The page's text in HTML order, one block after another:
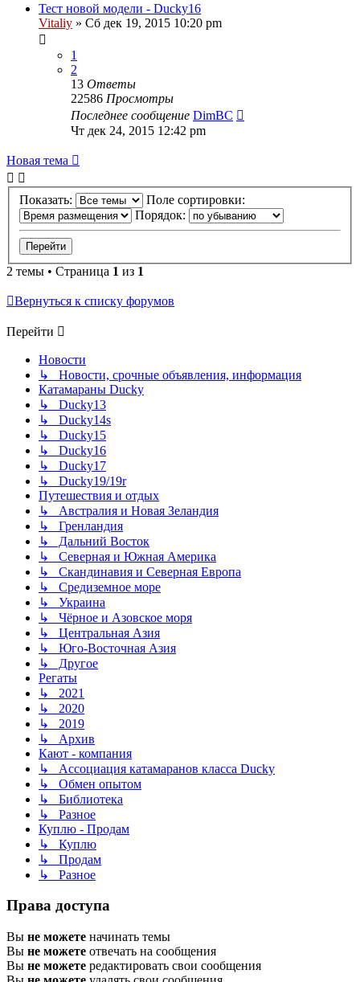
Тест новой модели - Ducky16
Vitaliy » Сб дек 19, 2015 10:20 pm
1
2
13 Ответы
22586 Просмотры
Последнее сообщение DimBC
Чт дек 24, 2015 12:42 pm
Новая тема
Показать:
Поле сортировки:
Порядок:
2 темы • Страница 1 из 1
Вернуться к списку форумов
Перейти
Новости
↳ Новости, срочные объявления, информация
Катамараны Ducky
↳ Ducky13
↳ Ducky14s
↳ Ducky15
↳ Ducky16
↳ Ducky17
↳ Ducky19/19r
Путешествия и отдых
↳ Австралия и Новая Зеландия
↳ Гренландия
↳ Дальний Восток
↳ Северная и Южная Америка
↳ Скандинавия и Северная Европа
↳ Средиземное море
↳ Украина
↳ Чёрное и Азовское моря
↳ Центральная Азия
↳ Юго-Восточная Азия
↳ Другое
Регаты
↳ 2021
↳ 2020
↳ 2019
↳ Архив
Кают - компания
↳ Ассоциация катамаранов класса Ducky
↳ Обмен опытом
↳ Библиотека
↳ Разное
Куплю - Продам
↳ Куплю
↳ Продам
↳ Разное
Права доступа
Вы не можете начинать темы
Вы не можете отвечать на сообщения
Вы не можете редактировать свои сообщения